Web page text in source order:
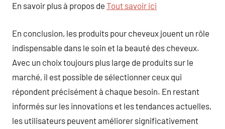
En savoir plus à propos de Tout savoir ici
En conclusion, les produits pour cheveux jouent un rôle
indispensable dans le soin et la beauté des cheveux.
Avec un choix toujours plus large de produits sur le
marché, il est possible de sélectionner ceux qui
répondent précisément à chaque besoin. En restant
informés sur les innovations et les tendances actuelles,
les utilisateurs peuvent améliorer significativement